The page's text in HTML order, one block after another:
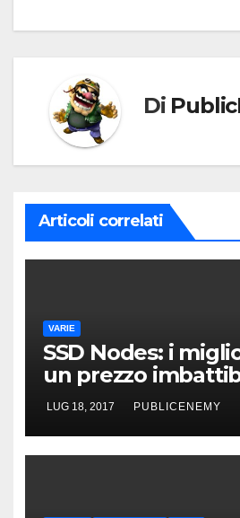
Di
Articoli correlati
VARIE
SSD Nodes: i
un prezzo
LUG 18, 2017 PUBLICENEMY